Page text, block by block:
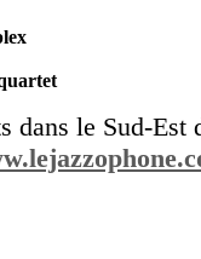
dans le Sud-